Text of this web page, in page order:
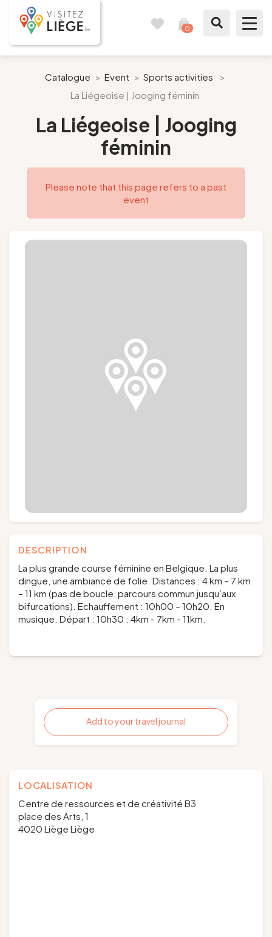
0
Like a citizen of Liège
Prepare my stay
Our suggestions
Catalogue > Event > Sports activities
>
La Liégeoise | Jooging féminin
La Liégeoise | Jooging
féminin
Please note that this page refers to a past
event
DESCRIPTION
La plus grande course féminine en Belgique. La plus
dingue, une ambiance de folie. Distances : 4 km – 7 km
– 11 km (pas de boucle, parcours commun jusqu’aux
bifurcations). Echauffement : 10h00 – 10h20. En
musique. Départ : 10h30 : 4km - 7km - 11km.
Add to your travel journal
LOCALISATION
Centre de ressources et de créativité B3
place des Arts, 1
4020 Liège Liège